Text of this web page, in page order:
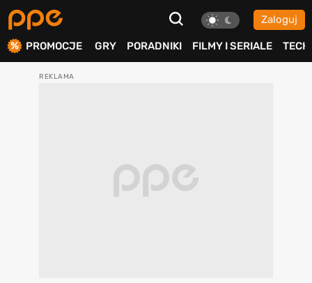
Zaloguj
PROMOCJE GRY PORADNIKI FILMY I SERIALE TECH